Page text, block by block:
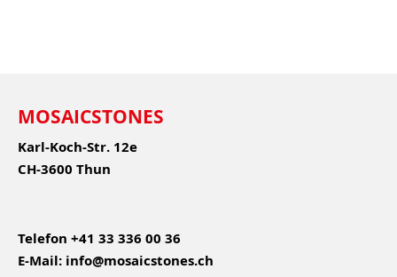
MOSAICSTONES
Karl-Koch-Str. 12e
CH-3600 Thun
Telefon +41 33 336 00 36
E-Mail: info@mosaicstones.ch